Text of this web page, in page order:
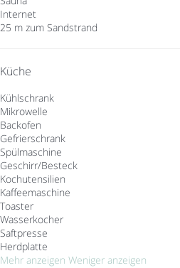
Internet
25 m zum Sandstrand
Küche
Kühlschrank
Mikrowelle
Backofen
Gefrierschrank
Spülmaschine
Geschirr/Besteck
Kochutensilien
Kaffeemaschine
Toaster
Wasserkocher
Saftpresse
Herdplatte
Mehr anzeigen Weniger anzeigen